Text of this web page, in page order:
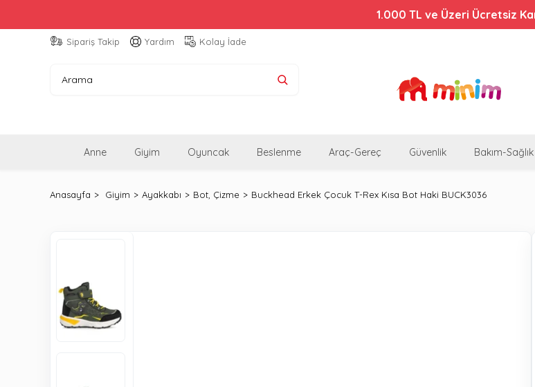
1.000 TL ve Üzeri Ücretsiz
Sipariş Takip Yardım Kolay İade
Anne Giyim Oyuncak Beslenme Araç-Gereç Güvenlik Bakım-Sağlık
Anasayfa Giyim Ayakkabı Bot, Çizme Buckhead Erkek Çocuk T-Rex Kısa Bot Haki BUCK3036